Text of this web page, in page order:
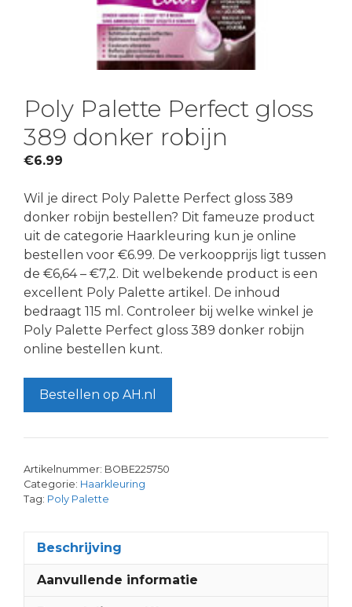
Poly Palette Perfect gloss
389 donker robijn
€6.99
Wil je direct Poly Palette Perfect gloss 389
donker robijn bestellen? Dit fameuze product
uit de categorie Haarkleuring kun je online
bestellen voor €6.99. De verkoopprijs ligt tussen
de €6,64 – €7,2. Dit welbekende product is een
excellent Poly Palette artikel. De inhoud
bedraagt 115 ml. Controleer bij welke winkel je
Poly Palette Perfect gloss 389 donker robijn
online bestellen kunt.
Bestellen op AH.nl
Artikelnummer: BOBE225750
Categorie: Haarkleuring
Tag: Poly Palette
Beschrijving
Aanvullende informatie